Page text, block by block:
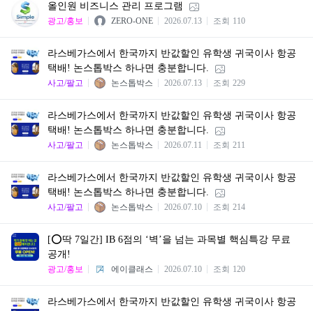
올인원 비즈니스 관리 프로그램
광고/홍보 ZERO-ONE 2026.07.13 조회 110
라스베가스에서 한국까지 반값할인 유학생 귀국이사 항공
택배! 논스톱박스 하나면 충분합니다.
사고/팔고 논스톱박스 2026.07.13 조회 229
라스베가스에서 한국까지 반값할인 유학생 귀국이사 항공
택배! 논스톱박스 하나면 충분합니다.
사고/팔고 논스톱박스 2026.07.11 조회 211
라스베가스에서 한국까지 반값할인 유학생 귀국이사 항공
택배! 논스톱박스 하나면 충분합니다.
사고/팔고 논스톱박스 2026.07.10 조회 214
[⭕딱 7일간] IB 6점의 ‘벽’을 넘는 과목별 핵심특강 무료
공개!
광고/홍보 에이클래스 2026.07.10 조회 120
라스베가스에서 한국까지 반값할인 유학생 귀국이사 항공